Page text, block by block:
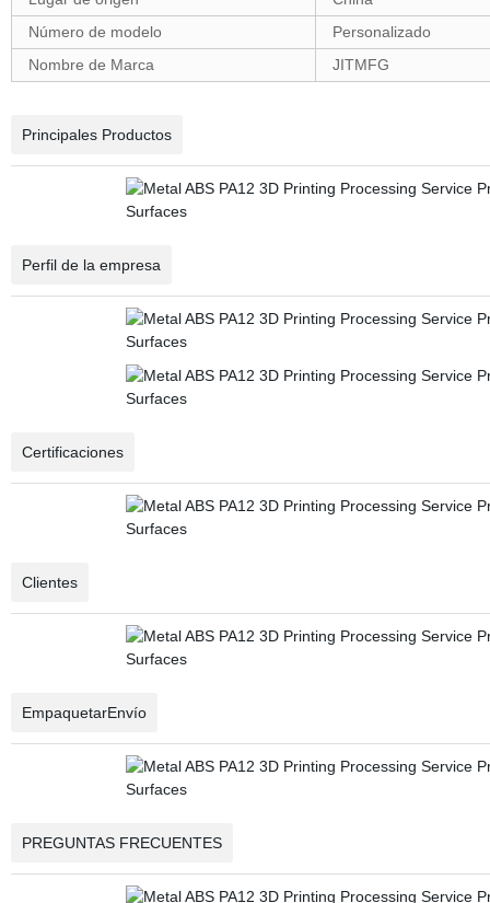
Número de modelo
Personalizado
Nombre de Marca
JITMFG
Principales Productos
Perfil de la empresa
Certificaciones
Clientes
EmpaquetarEnvío
PREGUNTAS FRECUENTES